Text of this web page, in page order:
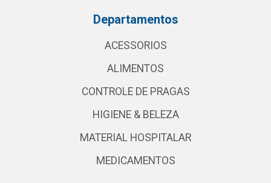
Departamentos
ACESSORIOS
ALIMENTOS
CONTROLE DE PRAGAS
HIGIENE & BELEZA
MATERIAL HOSPITALAR
MEDICAMENTOS